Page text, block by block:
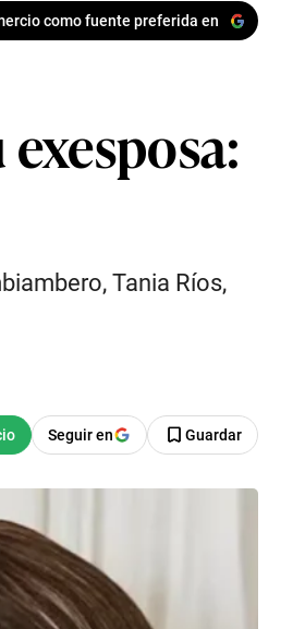
como fuente preferida en
Tania Ríos,
Seguir en Guardar